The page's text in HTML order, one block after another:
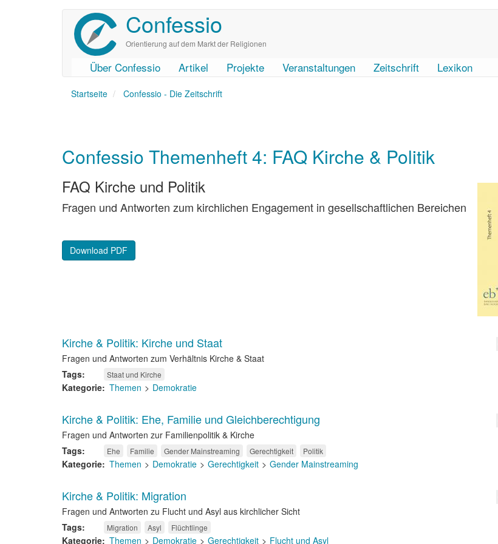
Confessio
Orientierung auf dem Markt der Religionen
User
account
Main
navigation
Über Confessio Artikel Projekte Veranstaltungen Zeitschrift Lexikon
Startseite Confessio - Die Zeitschrift
Confessio Themenheft 4: FAQ Kirche & Politik
FAQ Kirche und Politik
Fragen und Antworten zum kirchlichen Engagement in gesellschaftlichen Bereichen
Download PDF
Kirche & Politik: Kirche und Staat
Fragen und Antworten zum Verhältnis Kirche & Staat
Tags
Staat und Kirche
Kategorie Themen Demokratie
Kirche & Politik: Ehe, Familie und Gleichberechtigung
Fragen und Antworten zur Familienpolitik & Kirche
Tags
Ehe Familie Gender Mainstreaming Gerechtigkeit Politik
Kategorie Themen Demokratie Gerechtigkeit Gender Mainstreaming
Kirche & Politik: Migration
Fragen und Antworten zu Flucht und Asyl aus kirchlicher Sicht
Tags
Migration Asyl Flüchtlinge
Kategorie Themen Demokratie Gerechtigkeit Flucht und Asyl